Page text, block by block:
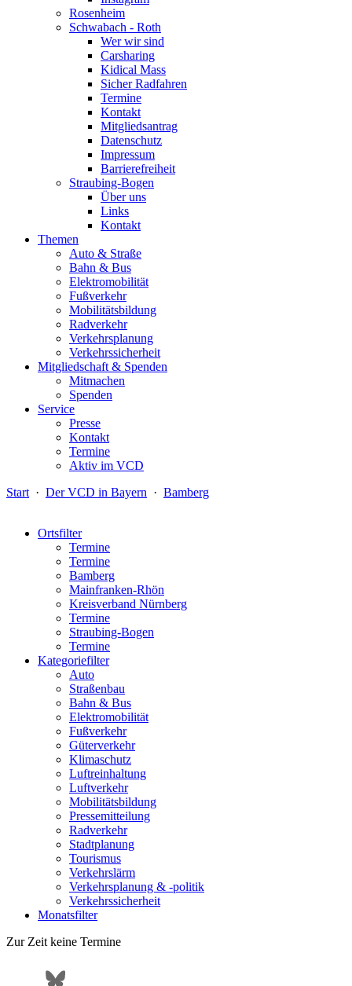
Rosenheim
Schwabach - Roth
Wer wir sind
Carsharing
Kidical Mass
Sicher Radfahren
Termine
Kontakt
Mitgliedsantrag
Datenschutz
Impressum
Barrierefreiheit
Straubing-Bogen
Über uns
Links
Kontakt
Themen
Auto & Straße
Bahn & Bus
Elektromobilität
Fußverkehr
Mobilitätsbildung
Radverkehr
Verkehrsplanung
Verkehrssicherheit
Mitgliedschaft & Spenden
Mitmachen
Spenden
Service
Presse
Kontakt
Termine
Aktiv im VCD
Start · Der VCD in Bayern · Bamberg
Ortsfilter
Termine
Termine
Bamberg
Mainfranken-Rhön
Kreisverband Nürnberg
Termine
Straubing-Bogen
Termine
Kategoriefilter
Auto
Straßenbau
Bahn & Bus
Elektromobilität
Fußverkehr
Güterverkehr
Klimaschutz
Luftreinhaltung
Luftverkehr
Mobilitätsbildung
Pressemitteilung
Radverkehr
Stadtplanung
Tourismus
Verkehrslärm
Verkehrsplanung & -politik
Verkehrssicherheit
Monatsfilter
Zur Zeit keine Termine